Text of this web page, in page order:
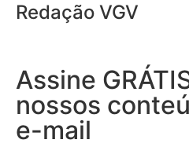
Redação VGV
Assine
nossos
e-mail